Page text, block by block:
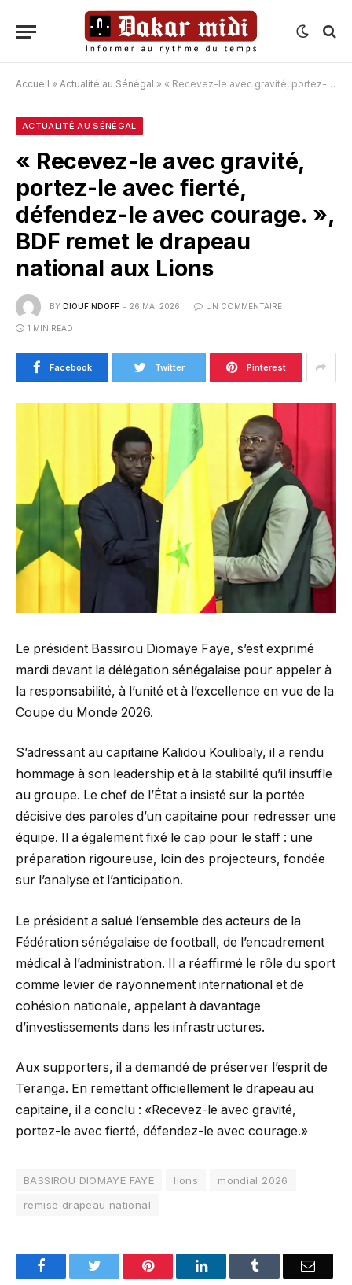
Accueil » Actualité au Sénégal » « Recevez-le avec gravité, portez-le avec fierté, défendez-le avec courage. », BDF remet le drapeau national aux Lions
ACTUALITÉ AU SÉNÉGAL
« Recevez-le avec gravité,
portez-le avec fierté,
défendez-le avec courage. »,
BDF remet le drapeau
national aux Lions
BY DIOUF NDOFF 26 MAI 2026 UN COMMENTAIRE
1 MIN READ
Facebook Twitter Pinterest
Le président Bassirou Diomaye Faye, s’est exprimé
mardi devant la délégation sénégalaise pour appeler à
la responsabilité, à l’unité et à l’excellence en vue de la
Coupe du Monde 2026.
S’adressant au capitaine Kalidou Koulibaly, il a rendu
hommage à son leadership et à la stabilité qu’il insuffle
au groupe. Le chef de l’État a insisté sur la portée
décisive des paroles d’un capitaine pour redresser une
équipe. Il a également fixé le cap pour le staff : une
préparation rigoureuse, loin des projecteurs, fondée
sur l’analyse et l’anticipation.
Le président a salué l’ensemble des acteurs de la
Fédération sénégalaise de football, de l’encadrement
médical à l’administration. Il a réaffirmé le rôle du sport
comme levier de rayonnement international et de
cohésion nationale, appelant à davantage
d’investissements dans les infrastructures.
Aux supporters, il a demandé de préserver l’esprit de
Teranga. En remettant officiellement le drapeau au
capitaine, il a conclu : «Recevez-le avec gravité,
portez-le avec fierté, défendez-le avec courage.»
BASSIROU DIOMAYE FAYE lions
mondial 2026
remise drapeau national
FacebookTwitter Pinterest LinkedInTumblr Email